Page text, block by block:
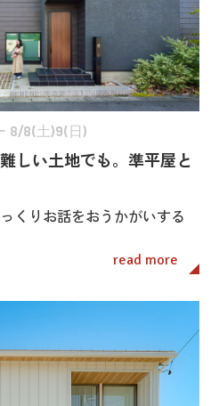
8/8(土)9(日)
しい土地でも。準平屋と
くりお話をおうかがいする
read more